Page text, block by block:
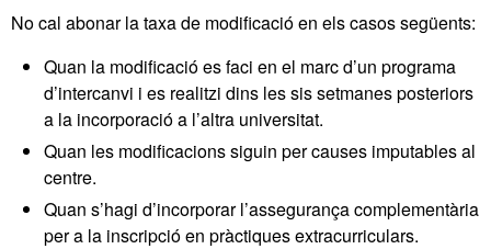
No cal abonar la taxa de modificació en els casos següents:
Quan la modificació es faci en el marc d’un programa
d’intercanvi i es realitzi dins les sis setmanes posteriors
a la incorporació a l’altra universitat.
Quan les modificacions siguin per causes imputables al
centre.
Quan s’hagi d’incorporar l’assegurança complementària
per a la inscripció en pràctiques extracurriculars.